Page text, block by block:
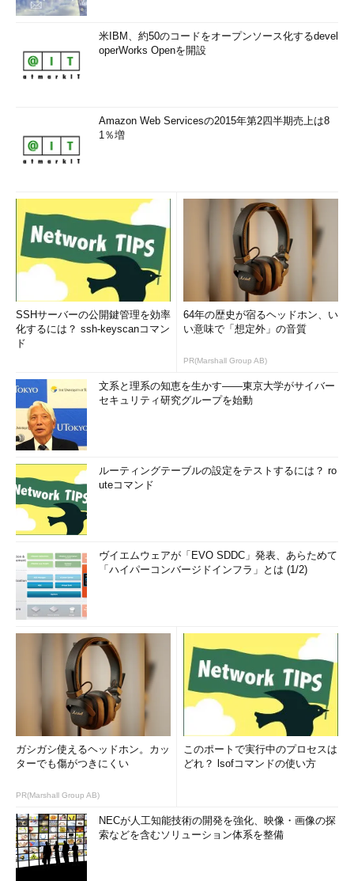
米IBM、約50のコードをオープンソース化するdevel
operWorks Openを開設
Amazon Web Servicesの2015年第2四半期売上は8
1％増
SSHサーバーの公開鍵管理を効率
化するには？ ssh-keyscanコマン
ド
64年の歴史が宿るヘッドホン、い
い意味で「想定外」の音質
PR(Marshall Group AB)
文系と理系の知恵を生かす――東京大学がサイバー
セキュリティ研究グループを始動
ルーティングテーブルの設定をテストするには？ ro
uteコマンド
ヴイエムウェアが「EVO SDDC」発表、あらためて
「ハイパーコンバージドインフラ」とは (1/2)
ガシガシ使えるヘッドホン。カッ
ターでも傷がつきにくい
PR(Marshall Group AB)
このポートで実行中のプロセスは
どれ？ lsofコマンドの使い方
NECが人工知能技術の開発を強化、映像・画像の探
索などを含むソリューション体系を整備